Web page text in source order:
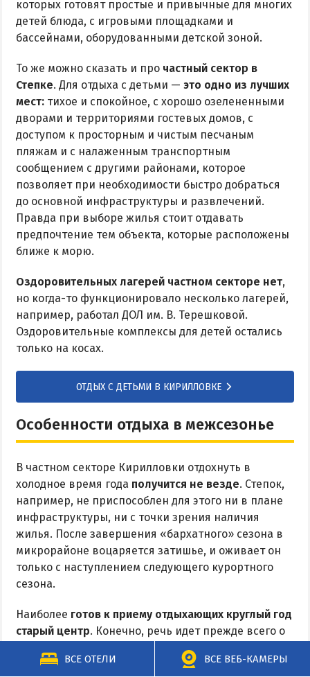
ВСЕ ОТЕЛИ ВСЕ ВЕБ-КАМЕРЫ
которых готовят простые и привычные для многих
детей блюда, с игровыми площадками и
бассейнами, оборудованными детской зоной.
То же можно сказать и про частный сектор в
Степке. Для отдыха с детьми — это одно из лучших
мест: тихое и спокойное, с хорошо озелененными
дворами и территориями гостевых домов, с
доступом к просторным и чистым песчаным
пляжам и с налаженным транспортным
сообщением с другими районами, которое
позволяет при необходимости быстро добраться
до основной инфраструктуры и развлечений.
Правда при выборе жилья стоит отдавать
предпочтение тем объекта, которые расположены
ближе к морю.
Оздоровительных лагерей частном секторе нет,
но когда-то функционировало несколько лагерей,
например, работал ДОЛ им. В. Терешковой.
Оздоровительные комплексы для детей остались
только на косах.
ОТДЫХ С ДЕТЬМИ В КИРИЛЛОВКЕ
Особенности отдыха в межсезонье
В частном секторе Кирилловки отдохнуть в
холодное время года получится не везде. Степок,
например, не приспособлен для этого ни в плане
инфраструктуры, ни с точки зрения наличия
жилья. После завершения «бархатного» сезона в
микрорайоне воцаряется затишье, и оживает он
только с наступлением следующего курортного
сезона.
Наиболее готов к приему отдыхающих круглый год
старый центр. Конечно, речь идет прежде всего о
гостевых домах, а не комнатах во дворах. Жилье
для размещения в межсезонье и зимой